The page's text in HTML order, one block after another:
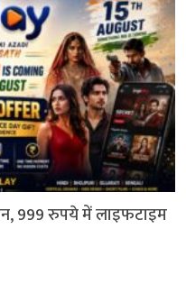
999 रुपये में लाइफटाइम